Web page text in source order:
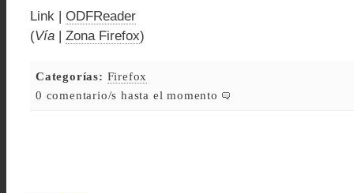
Link | ODFReader
(Vía | Zona Firefox)
Categorías: Firefox
0 comentario/s hasta el momento